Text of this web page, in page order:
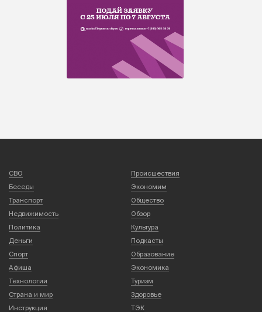
СВО
Происшествия
Беседы
Экономим
Транспорт
Общество
Недвижимость
Обзор
Политика
Культура
Деньги
Подкасты
Спорт
Образование
Афиша
Экономика
Технологии
Туризм
Страна и мир
Здоровье
Инструкция
ТЭК